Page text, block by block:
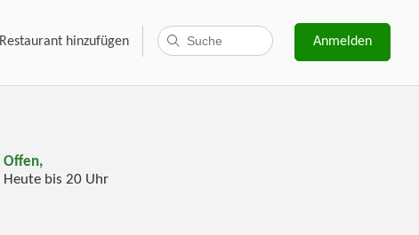
Restaurant hinzufügen Anmelden
Offen,
Heute bis 20 Uhr